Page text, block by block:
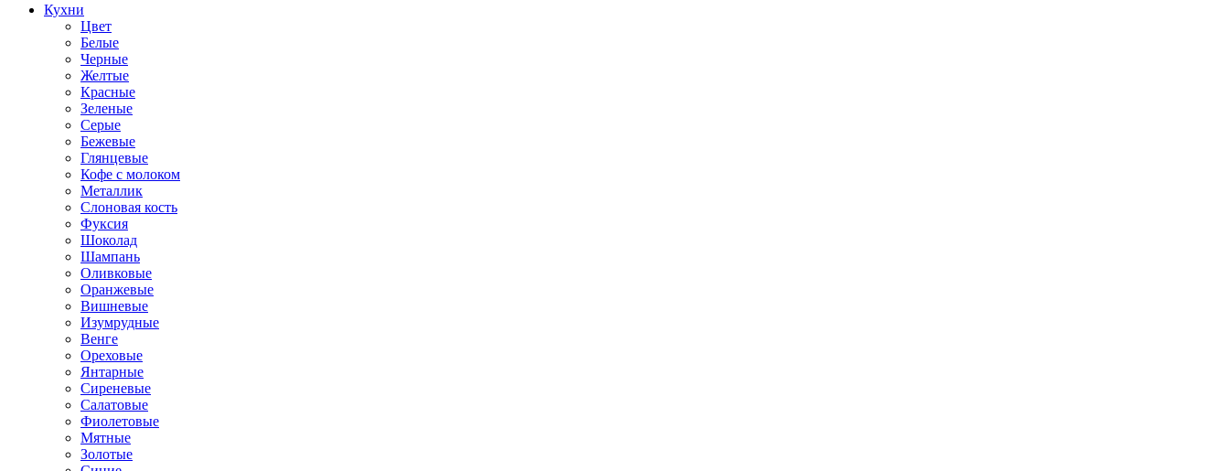
Кухни
Цвет
Белые
Черные
Желтые
Красные
Зеленые
Серые
Бежевые
Глянцевые
Кофе с молоком
Металлик
Слоновая кость
Фуксия
Шоколад
Шампань
Оливковые
Оранжевые
Вишневые
Изумрудные
Венге
Ореховые
Янтарные
Сиреневые
Салатовые
Фиолетовые
Мятные
Золотые